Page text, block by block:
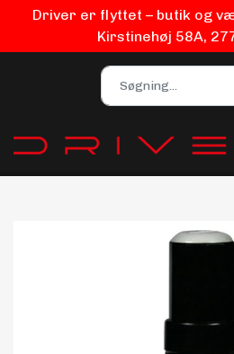
Driver er flyttet – butik og
Kirstinehøj 58A,
Bilpleje
EV